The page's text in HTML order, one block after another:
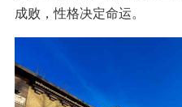
成败，性格决定命运。